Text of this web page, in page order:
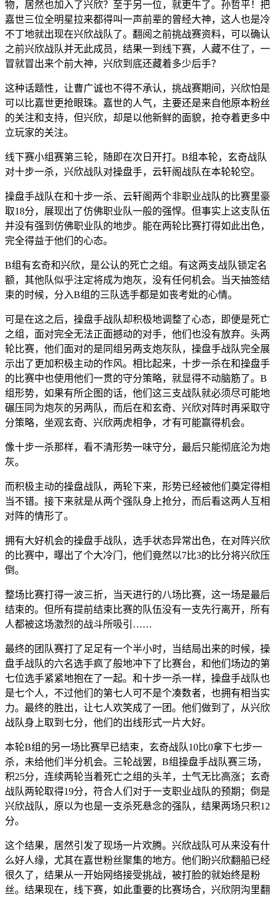
物，居然也加入了兴欣？至于另一位，就更牛了。孙哲平！把
嘉世三位全明星拉来都得叫一声前辈的曾经大神，这人也是冷
不丁地就出现在兴欣战队了。翻阅之前挑战赛资料，可以确认
之前兴欣战队并无此成员，结果一到线下赛，人藏不住了，一
冒就冒出来个前大神，兴欣到底还藏着多少后手？
这种话题性，让曹广诚也不得不承认，挑战赛期间，兴欣怕是
可以比嘉世更抢眼珠。嘉世的人气，主要还是来自他原本粉丝
的关注和支持，但兴欣，却是以他新鲜的面貌，抢夺着更多中
立玩家的关注。
线下赛小组赛第三轮，随即在次日开打。B组本轮，玄奇战队
对十步一杀，兴欣战队对操盘手，云轩阁战队在本轮轮空。
操盘手战队在和十步一杀、云轩阁两个非职业战队的比赛里豪
取18分，展现出了仿佛职业队一般的强悍。但事实上这支队伍
并没有强到仿佛职业队的地步。能在两轮比赛打得如此出色，
完全得益于他们的心态。
B组有玄奇和兴欣，是公认的死亡之组。有这两支战队锁定名
额，其他队似乎注定将成为炮灰，没有任何机会。当天抽签结
束的时候，分入B组的三队选手都是如丧考妣的心情。
可是在这之后，操盘手战队却积极地调整了心态，即便是死亡
之组，面对完全无法正面撼动的对手，他们也没有放弃。头两
轮比赛，他们面对的是同组另两支炮灰队，操盘手战队完全展
示出了更加积极主动的作风。相比起来，十步一杀在和操盘手
的比赛中也使用他们一贯的守分策略，就显得不动脑筋了。B
组形势，如果有所企图的话，他们这三支战队就必须尽可能地
碾压同为炮灰的另两队，而后在和玄奇、兴欣对阵时再采取守
分策略，坐观玄奇、兴欣两虎相争，才有可能赢得机会。
像十步一杀那样，看不清形势一味守分，最后只能彻底沦为炮
灰。
而积极主动的操盘战队，两轮下来，形势已经被他们奠定得相
当不错。接下来就是从两个强队身上抢分，而后看这两人互相
对阵的情形了。
拥有大好机会的操盘手战队，选手状态异常出色，在对阵兴欣
的比赛中，曝出了个大冷门，他们竟然以7比3的比分将兴欣压
倒。
整场比赛打得一波三折，当天进行的八场比赛，这一场是最后
结束的。但所有提前结束比赛的队伍没有一支先行离开，所有
人都被这场激烈的战斗所吸引……
最终的团队赛打了足足有一个半小时，当结局出来的时候，操
盘手战队的六名选手疯了般地冲下了比赛台，和他们场边的第
七位选手紧紧地抱在了一起。和十步一杀一样，操盘手战队也
是七个人，不过他们的第七人可不是个凑数者，也拥有相当实
力。最终的胜出，让七人欢笑成了一团。他们做到了，从兴欣
战队身上取到七分，他们的出线形式一片大好。
本轮B组的另一场比赛早已结束，玄奇战队10比0拿下七步一
杀，未给他们半分机会。三轮战罢，B组操盘手战队赛三场，
积25分，连续两轮当着死亡之组的头羊，士气无比高涨；玄奇
战队两轮取得19分，符合人们对于一支职业战队的预期；倒是
兴欣战队，原以为也是一支杀死悬念的强队，结果两场只积12
分。
这个结果，居然引发了现场一片欢腾。兴欣战队可从来没有什
么好人缘，尤其在嘉世粉丝聚集的地方。他们盼兴欣翻船已经
很久了，结果从一开始网络接受挑战，被打脸的就始终是粉
丝。结果现在，线下赛，如此重要的比赛场合，兴欣阴沟里翻